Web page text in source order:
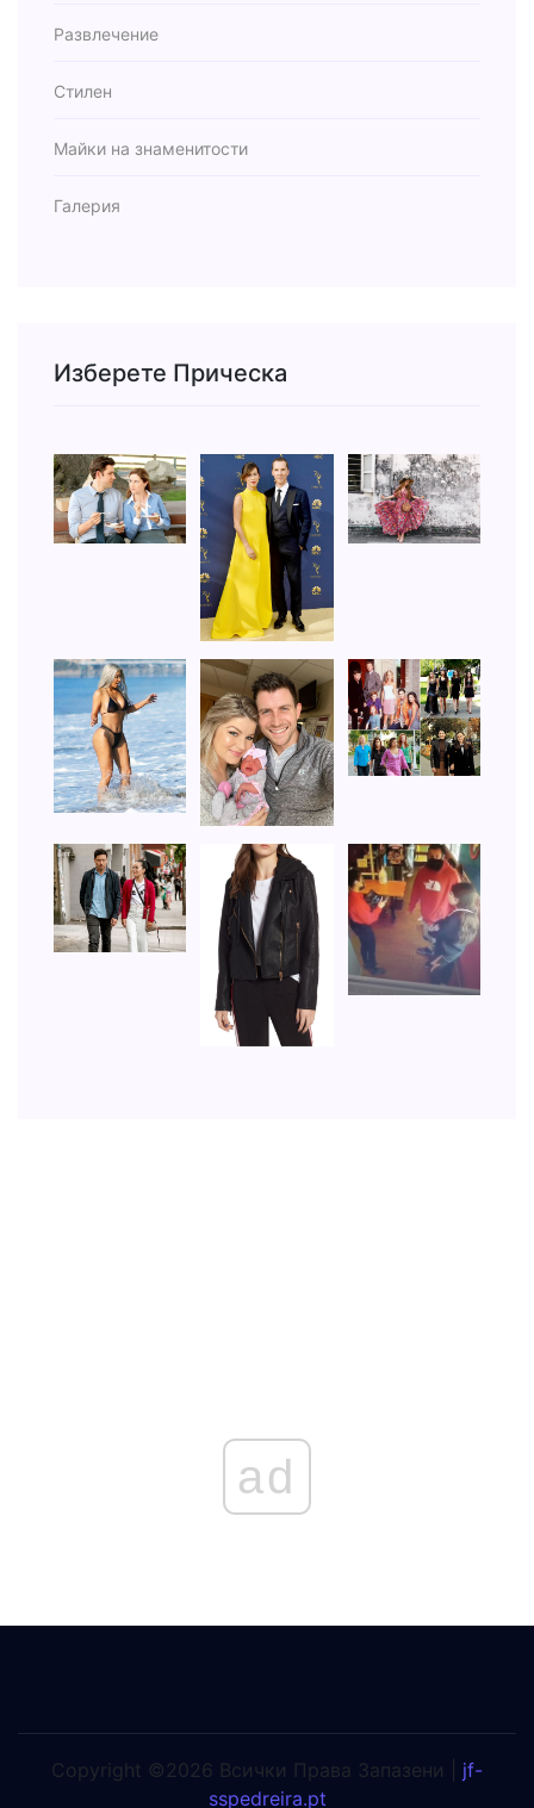
Развлечение
Стилен
Майки на знаменитости
Галерия
Изберете Прическа
ad
Copyright ©2026 Всички Права Запазени | jf-
sspedreira.pt